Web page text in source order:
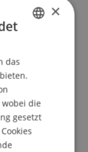
von
Kartenspiel,
Fälschen
welche
×
das
wobei die
gesetzt